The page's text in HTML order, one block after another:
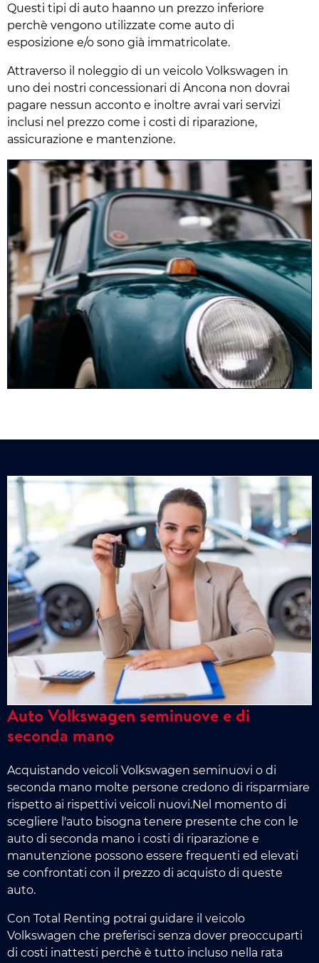
Questi tipi di auto haanno un prezzo inferiore
perchè vengono utilizzate come auto di
esposizione e/o sono già immatricolate.
Attraverso il noleggio di un veicolo Volkswagen in
uno dei nostri concessionari di Ancona non dovrai
pagare nessun acconto e inoltre avrai vari servizi
inclusi nel prezzo come i costi di riparazione,
assicurazione e mantenzione.
Auto Volkswagen seminuove e di
seconda mano
Acquistando veicoli Volkswagen seminuovi o di
seconda mano molte persone credono di risparmiare
rispetto ai rispettivi veicoli nuovi.Nel momento di
scegliere l'auto bisogna tenere presente che con le
auto di seconda mano i costi di riparazione e
manutenzione possono essere frequenti ed elevati
se confrontati con il prezzo di acquisto di queste
auto.
Con Total Renting potrai guidare il veicolo
Volkswagen che preferisci senza dover preoccuparti
di costi inattesti perchè è tutto incluso nella rata